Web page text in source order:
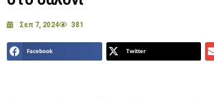
Σεπ 7, 2024 381
Facebook Twitter